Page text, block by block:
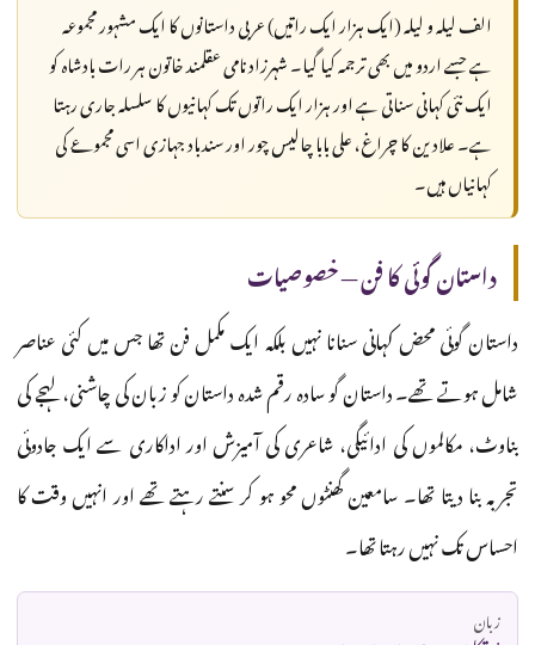
الف لیلہ و لیلہ (ایک ہزار ایک راتیں) عربی داستانوں کا ایک مشہور مجموعہ
ہے جسے اردو میں بھی ترجمہ کیا گیا۔ شہرزاد نامی عقلمند خاتون ہر رات بادشاہ کو
ایک نئی کہانی سناتی ہے اور ہزار ایک راتوں تک کہانیوں کا سلسلہ جاری رہتا
ہے۔ علادین کا چراغ، علی بابا چالیس چور اور سندباد جہازی اسی مجموعے کی
کہانیاں ہیں۔
داستان گوئی کا فن — خصوصیات
داستان گوئی محض کہانی سنانا نہیں بلکہ ایک مکمل فن تھا جس میں کئی عناصر
شامل ہوتے تھے۔ داستان گو سادہ رقم شدہ داستان کو زبان کی چاشنی، لہجے کی
بناوٹ، مکالموں کی ادائیگی، شاعری کی آمیزش اور اداکاری سے ایک جادوئی
تجربہ بنا دیتا تھا۔ سامعین گھنٹوں محو ہو کر سنتے رہتے تھے اور انہیں وقت کا
احساس تک نہیں رہتا تھا۔
زبان